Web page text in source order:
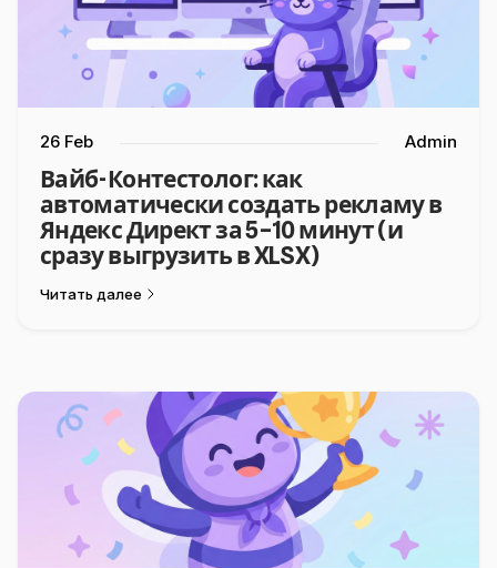
26 Feb Admin
Вайб-Контестолог: как
автоматически создать рекламу в
Яндекс Директ за 5–10 минут (и
сразу выгрузить в XLSX)
Читать далее